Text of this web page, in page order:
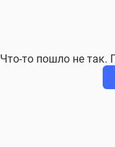
Что-то пошло не так.